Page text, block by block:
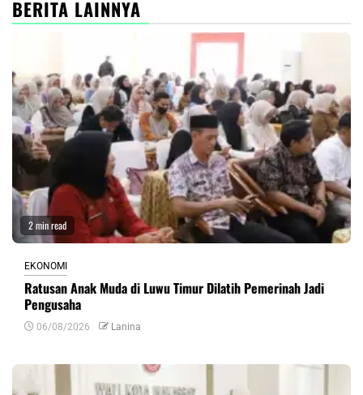
BERITA LAINNYA
2 min read
EKONOMI
Ratusan Anak Muda di Luwu Timur Dilatih Pemerinah Jadi
Pengusaha
06/08/2026 Lanina